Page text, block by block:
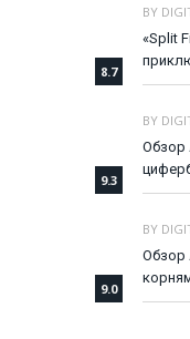
8.7
BY
«Split
9.3
BY
Обзор
9.0
BY
Обзор